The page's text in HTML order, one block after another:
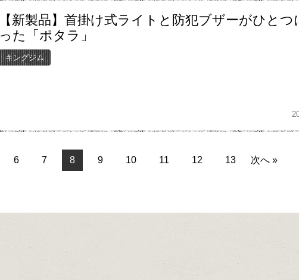
【新製品】首掛け式ライトと防犯ブザーがひとつ
った「ポタラ」
キングジム
6 7 8 9 10 11 12 13 次へ »